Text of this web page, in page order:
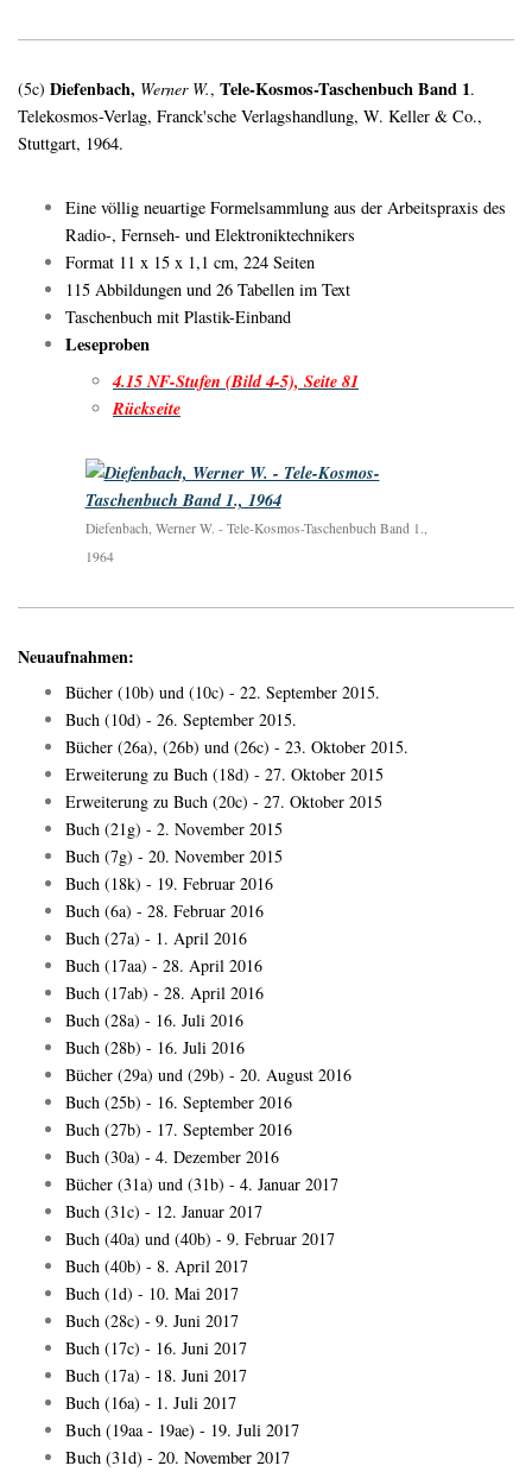
(5c) Diefenbach, Werner W., Tele-Kosmos-Taschenbuch Band 1.
Telekosmos-Verlag, Franck'sche Verlagshandlung, W. Keller & Co.,
Stuttgart, 1964.
Eine völlig neuartige Formelsammlung aus der Arbeitspraxis des
Radio-, Fernseh- und Elektroniktechnikers
Format 11 x 15 x 1,1 cm, 224 Seiten
115 Abbildungen und 26 Tabellen im Text
Taschenbuch mit Plastik-Einband
Leseproben
4.15 NF-Stufen (Bild 4-5), Seite 81
Rückseite
Diefenbach, Werner W. - Tele-Kosmos-Taschenbuch Band 1.,
1964
Neuaufnahmen:
Bücher (10b) und (10c) - 22. September 2015.
Buch (10d) - 26. September 2015.
Bücher (26a), (26b) und (26c) - 23. Oktober 2015.
Erweiterung zu Buch (18d) - 27. Oktober 2015
Erweiterung zu Buch (20c) - 27. Oktober 2015
Buch (21g) - 2. November 2015
Buch (7g) - 20. November 2015
Buch (18k) - 19. Februar 2016
Buch (6a) - 28. Februar 2016
Buch (27a) - 1. April 2016
Buch (17aa) - 28. April 2016
Buch (17ab) - 28. April 2016
Buch (28a) - 16. Juli 2016
Buch (28b) - 16. Juli 2016
Bücher (29a) und (29b) - 20. August 2016
Buch (25b) - 16. September 2016
Buch (27b) - 17. September 2016
Buch (30a) - 4. Dezember 2016
Bücher (31a) und (31b) - 4. Januar 2017
Buch (31c) - 12. Januar 2017
Buch (40a) und (40b) - 9. Februar 2017
Buch (40b) - 8. April 2017
Buch (1d) - 10. Mai 2017
Buch (28c) - 9. Juni 2017
Buch (17c) - 16. Juni 2017
Buch (17a) - 18. Juni 2017
Buch (16a) - 1. Juli 2017
Buch (19aa - 19ae) - 19. Juli 2017
Buch (31d) - 20. November 2017